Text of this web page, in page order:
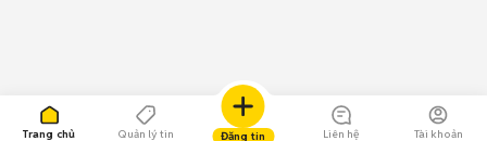
Trang chủ Quản lý tin Đăng tin Liên hệ Tài khoản